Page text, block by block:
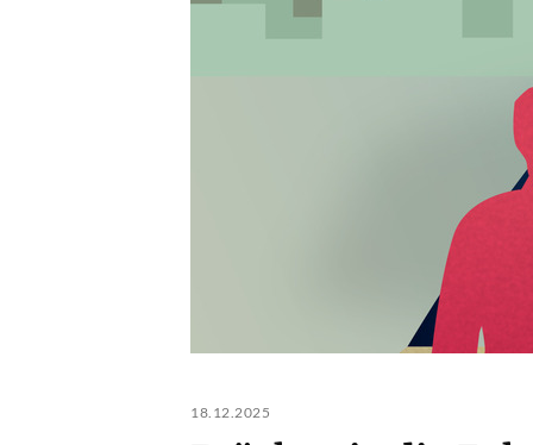
18.12.2025